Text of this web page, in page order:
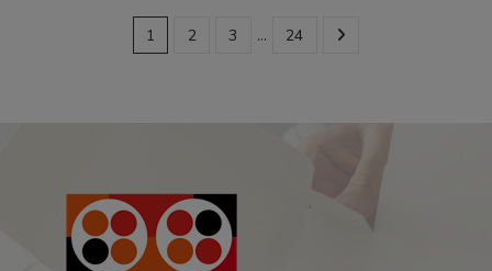
1 2 3 … 24